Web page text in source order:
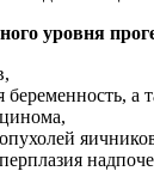
уровня
беременность, а